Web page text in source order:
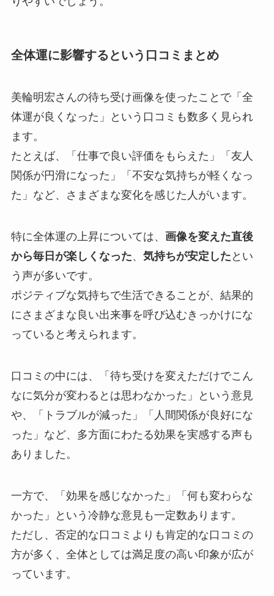
全体運に影響するという口コミまとめ
美輪明宏さんの待ち受け画像を使ったことで「全
体運が良くなった」という口コミも数多く見られ
ます。
たとえば、「仕事で良い評価をもらえた」「友人
関係が円滑になった」「不安な気持ちが軽くなっ
た」など、さまざまな変化を感じた人がいます。
特に全体運の上昇については、 画像を変えた直後
から毎日が楽しくなった、 気持ちが安定した とい
う声が多いです。
ポジティブな気持ちで生活できることが、結果的
にさまざまな良い出来事を呼び込むきっかけにな
っていると考えられます。
口コミの中には、「待ち受けを変えただけでこん
なに気分が変わるとは思わなかった」という意見
や、「トラブルが減った」「人間関係が良好にな
った」など、多方面にわたる効果を実感する声も
ありました。
一方で、「効果を感じなかった」「何も変わらな
かった」という冷静な意見も一定数あります。
ただし、否定的な口コミよりも肯定的な口コミの
方が多く、全体としては満足度の高い印象が広が
っています。